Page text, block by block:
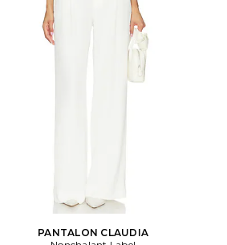
PANTALON CLAUDIA